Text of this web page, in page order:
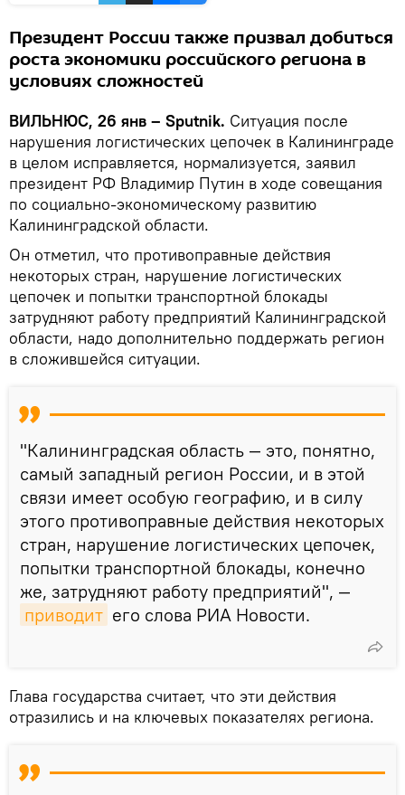
Президент России также призвал добиться
роста экономики российского региона в
условиях сложностей
ВИЛЬНЮС, 26 янв – Sputnik. Ситуация после
нарушения логистических цепочек в Калининграде
в целом исправляется, нормализуется, заявил
президент РФ Владимир Путин в ходе совещания
по социально-экономическому развитию
Калининградской области.
Он отметил, что противоправные действия
некоторых стран, нарушение логистических
цепочек и попытки транспортной блокады
затрудняют работу предприятий Калининградской
области, надо дополнительно поддержать регион
в сложившейся ситуации.
"Калининградская область — это, понятно,
самый западный регион России, и в этой
связи имеет особую географию, и в силу
этого противоправные действия некоторых
стран, нарушение логистических цепочек,
попытки транспортной блокады, конечно
же, затрудняют работу предприятий", —
приводит его слова РИА Новости.
Глава государства считает, что эти действия
отразились и на ключевых показателях региона.